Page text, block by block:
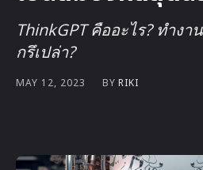
ThinkGPT คืออะไร? ทำงา
กรึเปล่า?
MAY 12, 2023 BY RIKI